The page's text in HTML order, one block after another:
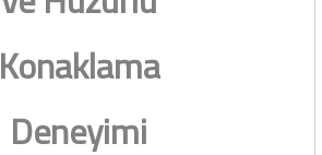
Konaklama
Deneyimi